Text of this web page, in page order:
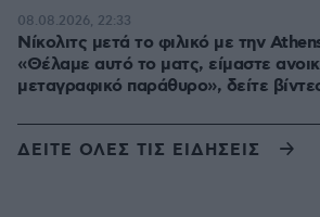
Νίκολιτς μετά το φιλικό με την
«Θέλαμε αυτό το ματς, είμαστε
μεταγραφικό παράθυρο», δείτε
08.08.2026, 22:33
ΔΕΙΤΕ ΟΛΕΣ ΤΙΣ ΕΙΔΗΣΕΙΣ